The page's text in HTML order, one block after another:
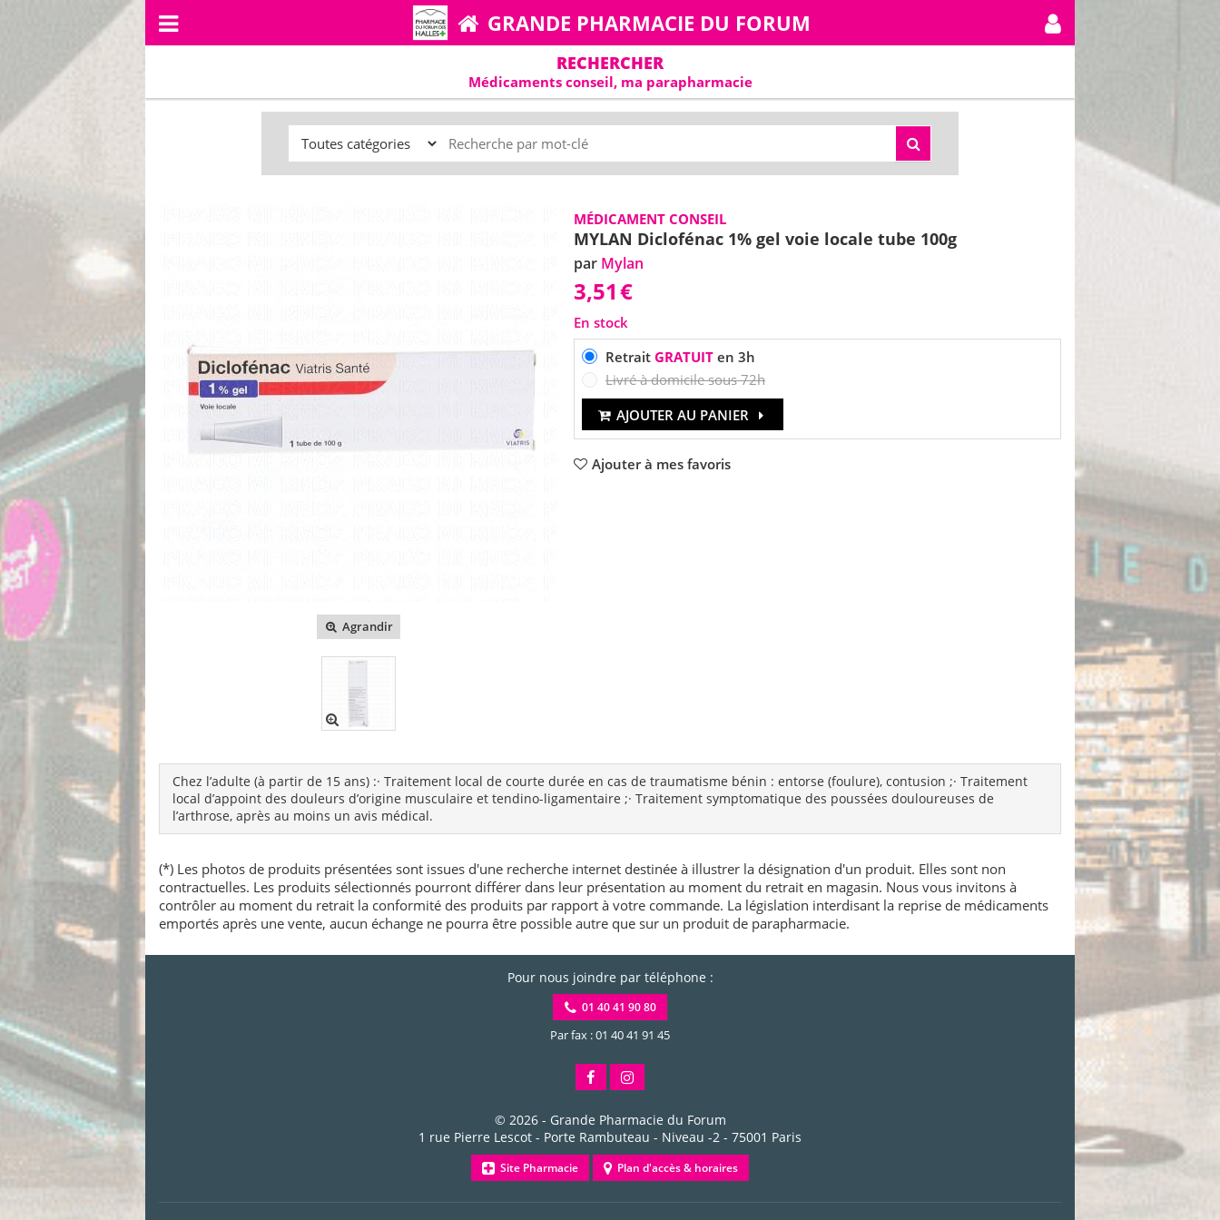
GRANDE PHARMACIE DU FORUM
RECHERCHER
Médicaments conseil, ma parapharmacie
Agrandir
MÉDICAMENT CONSEIL
MYLAN Diclofénac 1% gel voie locale tube 100g
par Mylan
3,51€
En stock
Retrait GRATUITen 3h
Livré à domicile sous 72h
AJOUTER AU PANIER
Ajouter à mes favoris
Chez l’adulte (à partir de 15 ans) :· Traitement local de courte durée en cas de traumatisme bénin : entorse (foulure), contusion ;· Traitement
local d’appoint des douleurs d’origine musculaire et tendino-ligamentaire ;· Traitement symptomatique des poussées douloureuses de
l’arthrose, après au moins un avis médical.
(*) Les photos de produits présentées sont issues d'une recherche internet destinée à illustrer la désignation d'un produit. Elles sont non
contractuelles. Les produits sélectionnés pourront différer dans leur présentation au moment du retrait en magasin. Nous vous invitons à
contrôler au moment du retrait la conformité des produits par rapport à votre commande. La législation interdisant la reprise de médicaments
emportés après une vente, aucun échange ne pourra être possible autre que sur un produit de parapharmacie.
Pour nous joindre par téléphone :
01 40 41 90 80
Par fax : 01 40 41 91 45
© 2026 - Grande Pharmacie du Forum
1 rue Pierre Lescot - Porte Rambuteau - Niveau -2 - 75001 Paris
Site Pharmacie Plan d'accès & horaires